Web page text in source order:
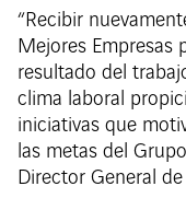
“Recibir
Mejores Empresas
resultado del
clima laboral
iniciativas que
las metas del
Director General